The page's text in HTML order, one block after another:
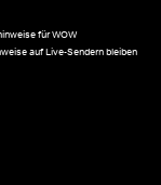
für WOW
auf Live-Sendern bleiben